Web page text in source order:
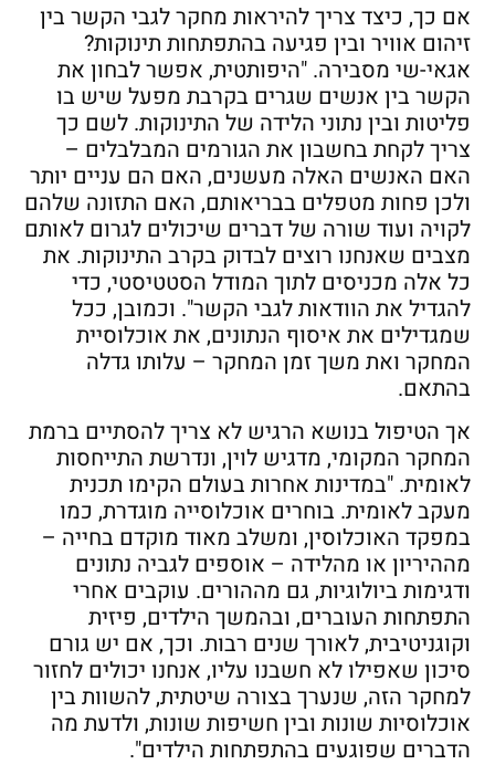
אם כך, כיצד צריך להיראות מחקר לגבי הקשר בין
זיהום אוויר ובין פגיעה בהתפתחות תינוקות?
אגאי-שי מסבירה. "היפותטית, אפשר לבחון את
הקשר בין אנשים שגרים בקרבת מפעל שיש בו
פליטות ובין נתוני הלידה של התינוקות. לשם כך
צריך לקחת בחשבון את הגורמים המבלבלים –
האם האנשים האלה מעשנים, האם הם עניים יותר
ולכן פחות מטפלים בבריאותם, האם התזונה שלהם
לקויה ועוד שורה של דברים שיכולים לגרום לאותם
מצבים שאנחנו רוצים לבדוק בקרב התינוקות. את
כל אלה מכניסים לתוך המודל הסטטיסטי, כדי
להגדיל את הוודאות לגבי הקשר". וכמובן, ככל
שמגדילים את איסוף הנתונים, את אוכלוסיית
המחקר ואת משך זמן המחקר – עלותו גדלה
בהתאם.
אך הטיפול בנושא הרגיש לא צריך להסתיים ברמת
המחקר המקומי, מדגיש לוין, ונדרשת התייחסות
לאומית. "במדינות אחרות בעולם הקימו תכנית
מעקב לאומית. בוחרים אוכלוסייה מוגדרת, כמו
במפקד האוכלוסין, ומשלב מאוד מוקדם בחייה –
מההיריון או מהלידה – אוספים לגביה נתונים
ודגימות ביולוגיות, גם מההורים. עוקבים אחרי
התפתחות העוברים, ובהמשך הילדים, פיזית
וקוגניטיבית, לאורך שנים רבות. וכך, אם יש גורם
סיכון שאפילו לא חשבנו עליו, אנחנו יכולים לחזור
למחקר הזה, שנערך בצורה שיטתית, להשוות בין
אוכלוסיות שונות ובין חשיפות שונות, ולדעת מה
הדברים שפוגעים בהתפתחות הילדים".